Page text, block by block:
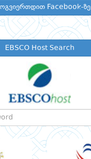
Facebook-ზე
EBSCO Host Search